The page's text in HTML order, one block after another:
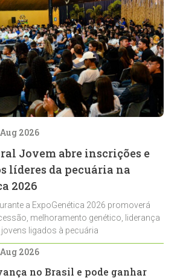
2026
Jovem abre inscrições e
líderes da pecuária na
2026
a ExpoGenética 2026 promoverá
melhoramento genético, liderança
ligados à pecuária
2026
no Brasil e pode ganhar